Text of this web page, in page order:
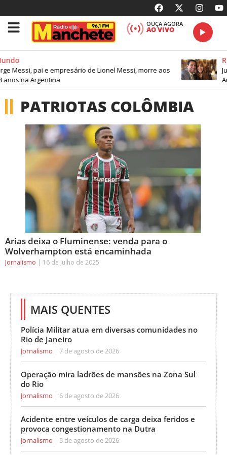
OUÇA AGORA
AO VIVO
Messi, pai e empresário de Lionel Messi, morre aos
anos na Argentina
PATRIOTAS COLÔMBIA
Arias deixa o Fluminense: venda para o
Wolverhampton está encaminhada
Jornalismo 16 de julho de 2025
MAIS QUENTES
Polícia Militar atua em diversas comunidades no
Rio de Janeiro
Jornalismo 7 de agosto de 2026
Operação mira ladrões de mansões na Zona Sul
do Rio
Jornalismo 6 de agosto de 2026
Acidente entre veículos de carga deixa feridos e
provoca congestionamento na Dutra
Jornalismo 5 de agosto de 2026